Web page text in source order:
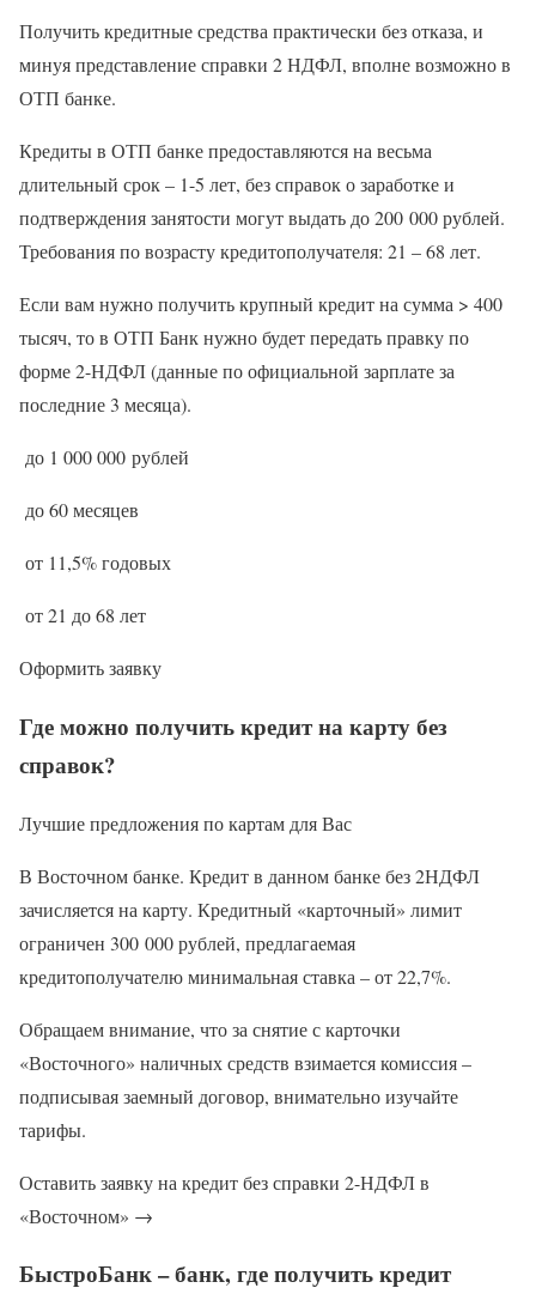
Получить кредитные средства практически без отказа, и
минуя представление справки 2 НДФЛ, вполне возможно в
ОТП банке.
Кредиты в ОТП банке предоставляются на весьма
длительный срок – 1-5 лет, без справок о заработке и
подтверждения занятости могут выдать до 200 000 рублей.
Требования по возрасту кредитополучателя: 21 – 68 лет.
Если вам нужно получить крупный кредит на сумма > 400
тысяч, то в ОТП Банк нужно будет передать правку по
форме 2-НДФЛ (данные по официальной зарплате за
последние 3 месяца).
до 1 000 000 рублей
до 60 месяцев
от 11,5% годовых
от 21 до 68 лет
Оформить заявку
Где можно получить кредит на карту без
справок?
Лучшие предложения по картам для Вас
В Восточном банке. Кредит в данном банке без 2НДФЛ
зачисляется на карту. Кредитный «карточный» лимит
ограничен 300 000 рублей, предлагаемая
кредитополучателю минимальная ставка – от 22,7%.
Обращаем внимание, что за снятие с карточки
«Восточного» наличных средств взимается комиссия –
подписывая заемный договор, внимательно изучайте
тарифы.
Оставить заявку на кредит без справки 2-НДФЛ в
«Восточном» →
БыстроБанк – банк, где получить кредит